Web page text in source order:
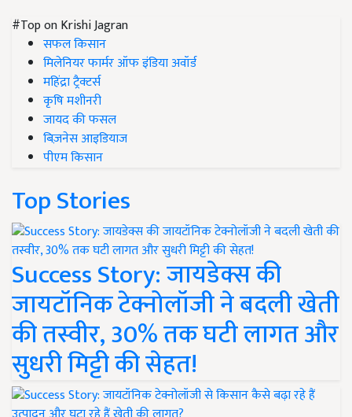
#Top on Krishi Jagran
सफल किसान
मिलेनियर फार्मर ऑफ इंडिया अवॉर्ड
महिंद्रा ट्रैक्टर्स
कृषि मशीनरी
जायद की फसल
बिज़नेस आइडियाज
पीएम किसान
Top Stories
Success Story: जायडेक्स की
जायटॉनिक टेक्नोलॉजी ने बदली खेती
की तस्वीर, 30% तक घटी लागत और
सुधरी मिट्टी की सेहत!